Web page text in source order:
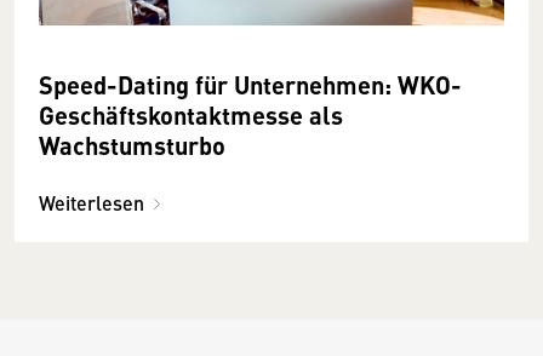
Speed-Dating für Unternehmen: WKO-
Geschäftskontaktmesse als
Wachstumsturbo
Weiterlesen